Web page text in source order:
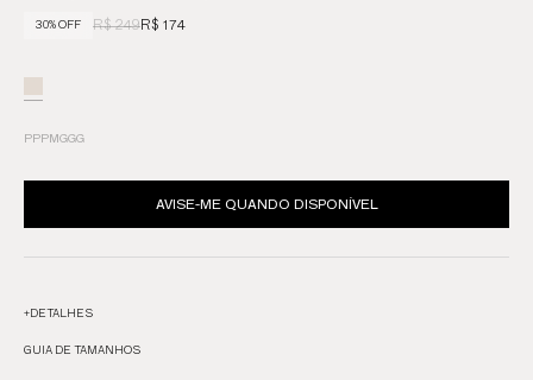
30% OFF R$ 249R$ 174
PPPMGGG
AVISE-ME QUANDO DISPONÍVEL
+DETALHES
GUIA DE TAMANHOS